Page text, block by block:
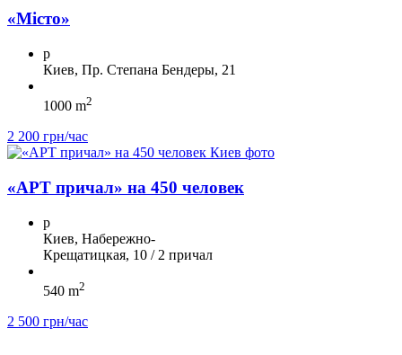
«Місто»
p
Киев, Пр. Степана Бендеры, 21
1000 m2
2 200 грн/час
«АРТ причал» на 450 человек
p
Киев, Набережно-
Крещатицкая, 10 / 2 причал
540 m2
2 500 грн/час